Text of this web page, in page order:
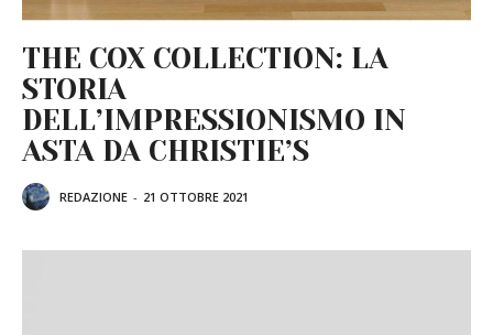
THE COX COLLECTION: LA
STORIA
DELL’IMPRESSIONISMO IN
ASTA DA CHRISTIE’S
REDAZIONE - 21 OTTOBRE 2021